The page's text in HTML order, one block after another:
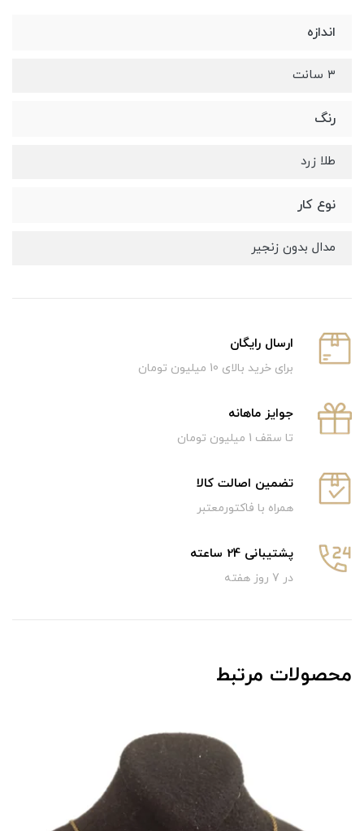
اندازه
۳ سانت
رنگ
طلا زرد
نوع کار
مدال بدون زنجیر
ارسال رایگان
برای خرید بالای 10 میلیون تومان
جوایز ماهانه
تا سقف 1 میلیون تومان
تضمین اصالت کالا
همراه با فاکتورمعتبر
پشتیبانی 24 ساعته
در 7 روز هفته
محصولات مرتبط